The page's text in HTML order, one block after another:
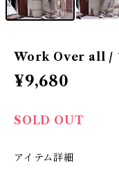
Work Over all /
¥9,680
SOLD OUT
アイテム詳細